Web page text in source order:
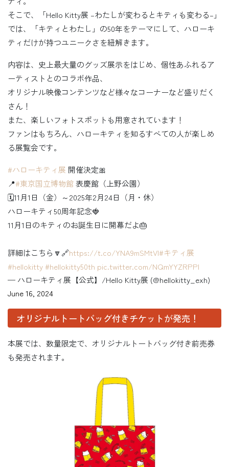
そこで、「Hello Kitty展 –わたしが変わるとキティも変わる–」
では、「キティとわたし」の50年をテーマにして、ハローキ
ティだけが持つユニークさを紐解きます。
内容は、史上最大量のグッズ展示をはじめ、個性あふれるア
ーティストとのコラボ作品、
オリジナル映像コンテンツなど様々なコーナーなど盛りだく
さん！
また、楽しいフォトスポットも用意されています！
ファンはもちろん、ハローキティを知るすべての人が楽しめ
る展覧会です。
#ハローキティ展 開催決定🎀
📍#東京国立博物館表慶館（上野公園）
🗓11月1日（金）～2025年2月24日（月・休）
ハローキティ50周年記念🍓
11月1日のキティのお誕生日に開幕だよ🎂
詳細はこちら🔽🔗https://t.co/YNA9mSMtVl#キティ展
#hellokitty#hellokitty50th pic.twitter.com/NQmYYZRPPl
— ハローキティ展【公式】/Hello Kitty展 (@hellokitty_exh)
June 16, 2024
オリジナルトートバッグ付きチケットが発売！
本展では、数量限定で、オリジナルトートバッグ付き前売券
も発売されます。